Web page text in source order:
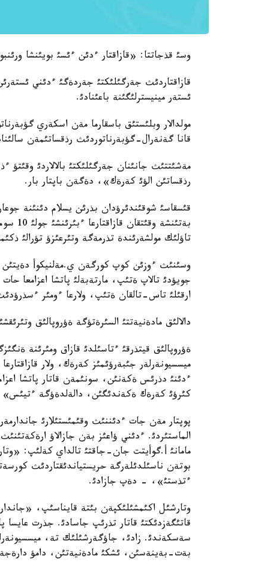
وسئ قذجاتتا: «قازاقتار ءدئن ءئسئ بويئنشا
قازاقتاردئث جةرگئلئكتئ جةردةگئ ءدئني
ئستةر مينيسترلئگئنة باعئنادئ.
مولدالار وبلئستئق باسقارما مةن اسكةري
قانا گةنةرال-گؤبةرناتوردئث رذقساتئمةن
مةشئتتئث جانئنان جةرگئلئكتئ بالالاردئ
رذقساتئن الؤئ كةرةك»، دةگةن باپتار بار.
قئسقاسئ شوقئندئرؤدان بذرئن يسلام دئنئنة
تاؤلئك مولشةرئندة تذرمةگة وتئرعئزؤ تؤرالئ
وسئنئث ءوزئن كوپ كورگةن ي.مةلنيكوأ دةيتئن
جويؤدئ تالاپ ةتئپ، مارتةبةلئ پاتشا اعزامعا
ارقئلئ تاس-تالقان ةتئپ، ولارعا ءومئر
دالالئق مادةنيةتتئ السئرةتؤگة ةؤروپالئق
ةؤروپالئق قيتذرقئ ءتاسئلدئ قازاق ومئرئنة
ميسسيونةرلةر جئبةرؤئمئز كةرةك، ولار
ءدئنئ دذرئس ةكةنئن، سونئمةن قاتار پاتشا
كئرؤئ كةرةك ةكةندئگئن، دالةلدةؤگة ءتيئس»
پوپتار مةن جات ءدئننئث وقئمئستئلارئ
الماستئردئ. ءدئني ؤاعئز بةن جازالاؤ
مامانئ أ.گوأيتت جان-جاقتئ تالداي كةلئپ:
بوتةن ناسئلدئلةرگة حريستياندئقتاردئث
ءتذستئ»، - دةپ جازادئ.
وتارشئل اكئمشئلئكپةن بئتة قايناسئپ،
قاتئگةزدئكتئ قاتار تذرئپ جاسادئ. جذرت
سةسكةندئ. زادئ، جاؤگةرشئلئك تة،
بةت-بةينةسئن، ئشكئ مادةنيةتئن، دامؤ